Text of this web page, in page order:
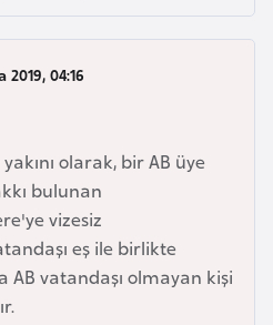
04:16
olarak, bir AB üye
bulunan
vizesiz
eş ile birlikte
AB vatandaşı olmayan kişi